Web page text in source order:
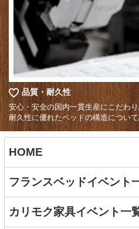
品質・耐久性
安心・安全の国内一貫生産にこだわり
耐久性に優れたベッドの構造につい
HOME
フランスベッドイベント
カリモク家具イベント一